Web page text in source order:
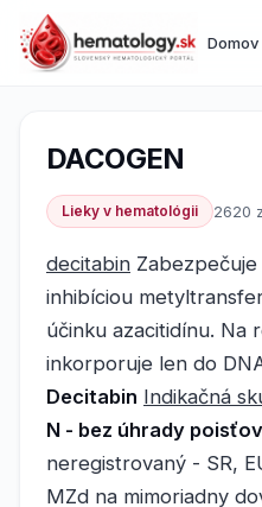
Domov
DACOGEN
Lieky v hematológii 2620
decitabin
inhibíciou
účinku azacitidínu. Na
inkorporuje len do
Decitabin Indikačná
N - bez úhrady
neregistrovaný - SR,
MZd na mimoriadny